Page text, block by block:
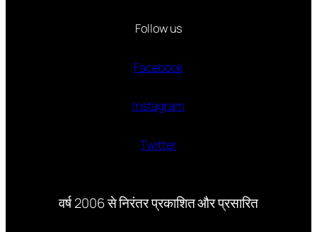
Follow us
Facebook
Instagram
Twitter
वर्ष 2006 से निरंतर प्रकाशित और प्रसारित